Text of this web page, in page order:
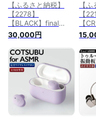
【ふるさと納税】
【2278】
【BLACK】final
ZE3000 完全ワイヤ
レスイヤホン | 神奈
川県 川崎市 神奈川
川崎 支援 返礼品 フ
ァイナル イヤホン
ワイヤレス イヤフォ
ン ワイヤレスイヤフ
ォン 無線イヤホン
bluetooth final ブル
ートゥース ワイヤレ
30,000円
【
【
【
ヤレ
奈川
川
ファ
ワ
ン
ン
ォ